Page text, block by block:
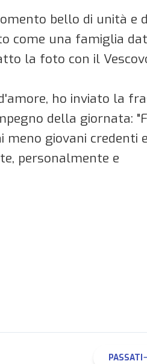
bello di unità e
come una famiglia
la foto con il
ho inviato la
della giornata:
giovani credenti e
personalmente e
PASSATI